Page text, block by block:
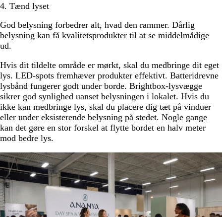
4. Tænd lyset
God belysning forbedrer alt, hvad den rammer. Dårlig
belysning kan få kvalitetsprodukter til at se middelmådige
ud.
Hvis dit tildelte område er mørkt, skal du medbringe dit eget
lys. LED-spots fremhæver produkter effektivt. Batteridrevne
lysbånd fungerer godt under borde. Brightbox-lysvægge
sikrer god synlighed uanset belysningen i lokalet. Hvis du
ikke kan medbringe lys, skal du placere dig tæt på vinduer
eller under eksisterende belysning på stedet. Nogle gange
kan det gøre en stor forskel at flytte bordet en halv meter
mod bedre lys.